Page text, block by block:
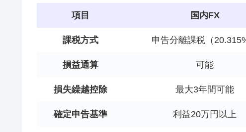
項目 国内FX
課税方式 申告分離課税（
損益通算 可能
損失繰越控除 最大3年間可能
確定申告基準 利益20万円以上